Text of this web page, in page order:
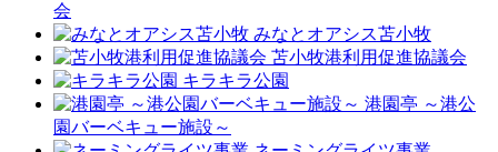
会
みなとオアシス苫小牧
苫小牧港利用促進協議会
キラキラ公園
港園亭 ～港公
園バーベキュー施設～